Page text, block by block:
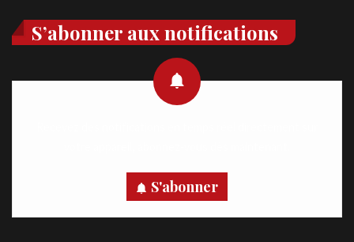
S’abonner aux notifications
S'abonner